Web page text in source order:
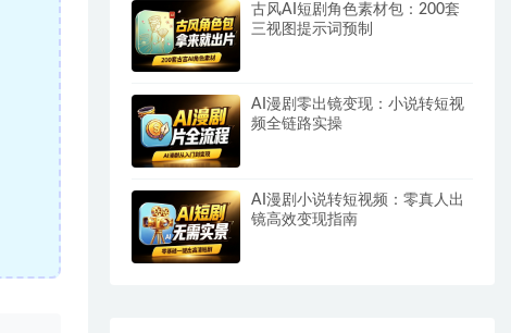
古风AI短剧角色素材包：200套
三视图提示词预制
AI漫剧零出镜变现：小说转短视
频全链路实操
AI漫剧小说转短视频：零真人出
镜高效变现指南